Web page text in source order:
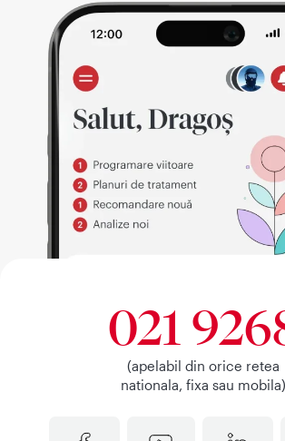
021
(apelabil din orice retea
nationala, fixa sau mobila)